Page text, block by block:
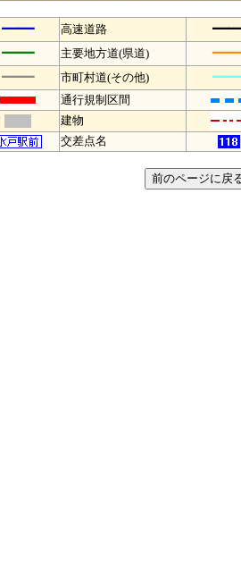
━━ 高速道路
━━
主要地方道(県道)
━━
市町村道(その他)
通行規制区間
建物
交差点名